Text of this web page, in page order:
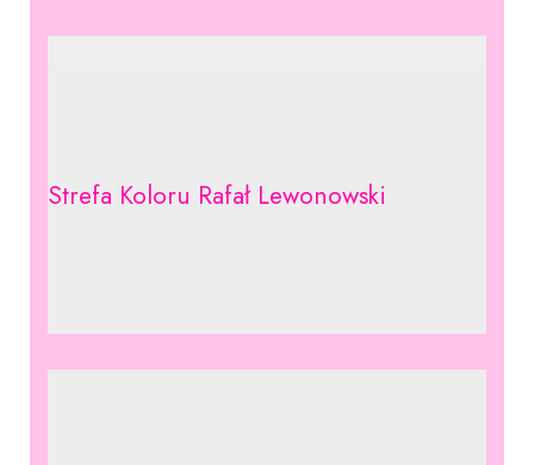
Strefa Koloru Rafał Lewonowski